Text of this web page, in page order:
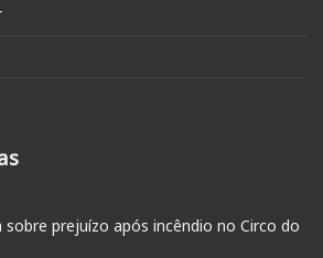
sobre prejuízo após incêndio no Circo do